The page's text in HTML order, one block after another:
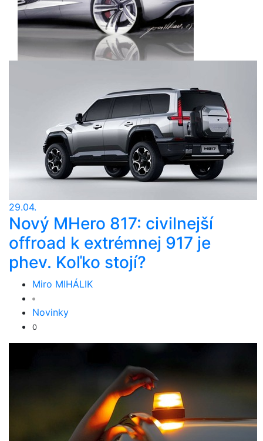
29.04.
Nový MHero 817: civilnejší
offroad k extrémnej 917 je
phev. Koľko stojí?
Miro MIHÁLIK
Novinky
0